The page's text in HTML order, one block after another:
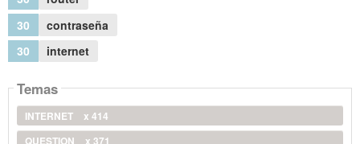
30
contraseña
30
internet
Temas
INTERNET
x 414
QUESTION
x 371